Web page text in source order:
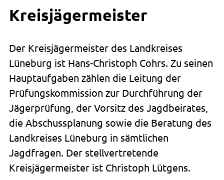
Kreisjägermeister
Der Kreisjägermeister des Landkreises
Lüneburg ist Hans-Christoph Cohrs. Zu seinen
Hauptaufgaben zählen die Leitung der
Prüfungskommission zur Durchführung der
Jägerprüfung, der Vorsitz des Jagdbeirates,
die Abschussplanung sowie die Beratung des
Landkreises Lüneburg in sämtlichen
Jagdfragen. Der stellvertretende
Kreisjägermeister ist Christoph Lütgens.